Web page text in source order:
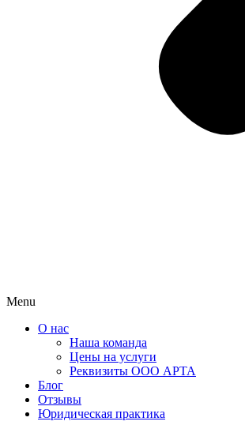
Menu
О нас
Наша команда
Цены на услуги
Реквизиты ООО АРТА
Блог
Отзывы
Юридическая практика